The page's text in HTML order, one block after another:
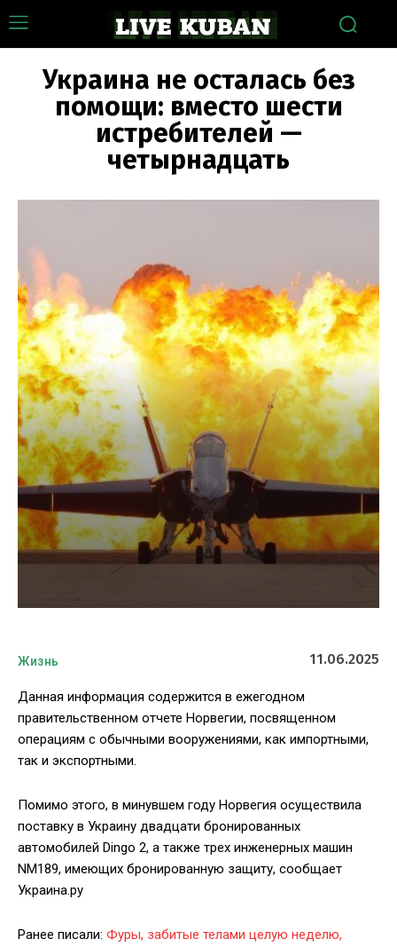
Украина не осталась без
помощи: вместо шести
истребителей —
четырнадцать
Жизнь 11.06.2025
Данная информация содержится в ежегодном
правительственном отчете Норвегии, посвященном
операциям с обычными вооружениями, как импортными,
так и экспортными.
Помимо этого, в минувшем году Норвегия осуществила
поставку в Украину двадцати бронированных
автомобилей Dingo 2, а также трех инженерных машин
NM189, имеющих бронированную защиту, сообщает
Украина.ру
Ранее писали: Фуры, забитые телами целую неделю,